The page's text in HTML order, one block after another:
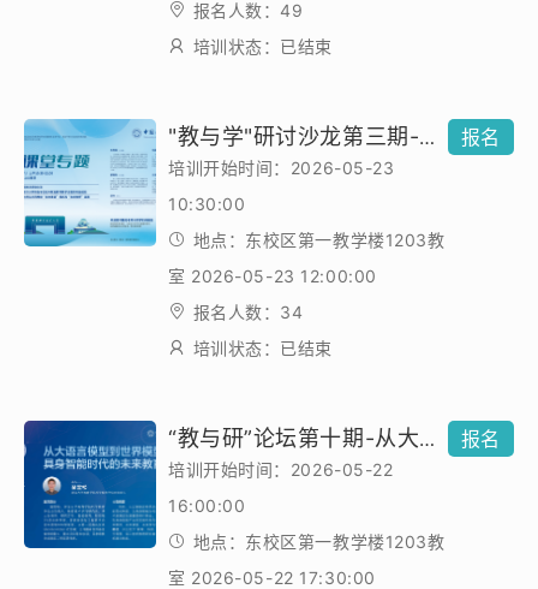
报名人数：49
培训状态：已结束
"教与学"研讨沙龙第三期-未来课堂专题
培训开始时间：2026-05-23
10:30:00
地点：东校区第一教学楼1203教
室 2026-05-23 12:00:00
报名人数：34
培训状态：已结束
报名
“教与研”论坛第十期-从大语言模型到世界模型：具身智能时代的未来教育
培训开始时间：2026-05-22
16:00:00
地点：东校区第一教学楼1203教
室 2026-05-22 17:30:00
报名